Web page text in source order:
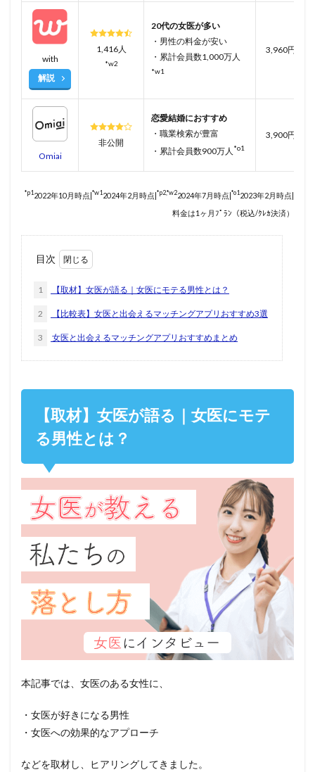
with
解説
1,416人
*w2
20代の女医が多い
・男性の料金が安い
・累計会員数1,000万人
*w1
3,960円
Omiai
非公開
恋愛結婚におすすめ
・職業検索が豊富
・累計会員数900万人 *o1
3,900円
*p12022年10月時点|*w12024年2月時点|*p2,*w22024年7月時点|*o12023年2月時点|
料金は1ヶ月ﾌﾟﾗﾝ（税込/ｸﾚｶ決済）
目次
1 【取材】女医が語る｜女医にモテる男性とは？
2 【比較表】女医と出会えるマッチングアプリおすすめ3選
3 女医と出会えるマッチングアプリおすすめまとめ
【取材】女医が語る｜女医にモテ
る男性とは？
本記事では、女医のある女性に、
・女医が好きになる男性
・女医への効果的なアプローチ
などを取材し、ヒアリングしてきました。